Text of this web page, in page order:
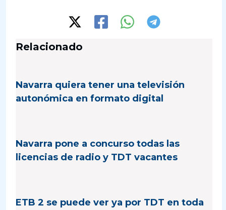
Relacionado
Navarra quiera tener una televisión
autonómica en formato digital
Navarra pone a concurso todas las
licencias de radio y TDT vacantes
ETB 2 se puede ver ya por TDT en toda